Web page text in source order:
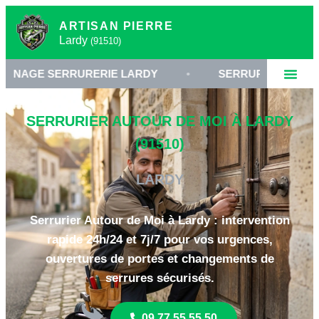
ARTISAN PIERRE
Lardy (91510)
LARDY • SERRURIER ESSONNE 91
SERRURIER AUTOUR DE MOI À LARDY
(91510)
LARDY
Serrurier Autour de Moi à Lardy : intervention
rapide 24h/24 et 7j/7 pour vos urgences,
ouvertures de portes et changements de
serrures sécurisés.